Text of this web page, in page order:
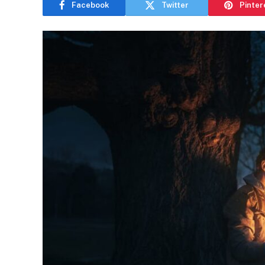
Facebook Twitter